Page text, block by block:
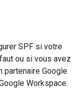
SPF si votre
ou si vous avez
partenaire Google
Workspace.